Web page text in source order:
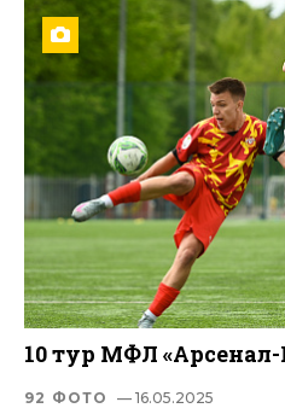
10 тур МФЛ «Арсенал-
92 ФОТО — 16.05.2025